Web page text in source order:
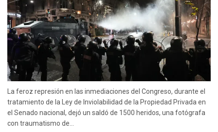
La feroz represión en las inmediaciones del Congreso, durante el
tratamiento de la Ley de Inviolabilidad de la Propiedad Privada en
el Senado nacional, dejó un saldó de 1500 heridos, una fotógrafa
con traumatismo de...